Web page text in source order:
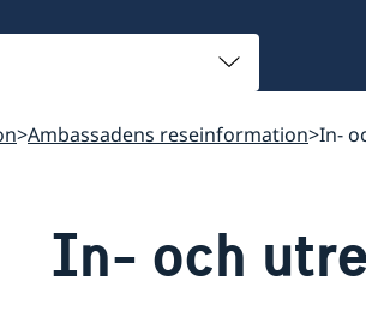
Ambassadens reseinformation In-
In- och